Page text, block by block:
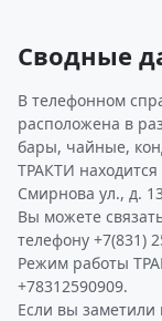
Сводные
В телефонном
расположена в
бары, чайные,
ТРАКТИ
Смирнова ул., д.
Вы можете
телефону +7(831)
Режим работы
+78312590909.
Если вы заметили